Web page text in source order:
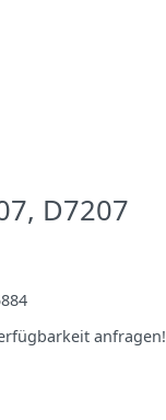
D7207
anfragen!